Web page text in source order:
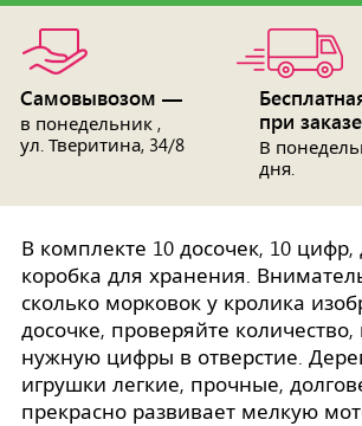
Самовывозом —
в понедельник ,
ул. Тверитина, 34/8
при
В
дня.
В комплекте 10 досочек, 10
коробка для хранения.
сколько морковок у кролика
досочке, проверяйте количество,
нужную цифры в отверстие.
игрушки легкие, прочные,
прекрасно развивает мелкую